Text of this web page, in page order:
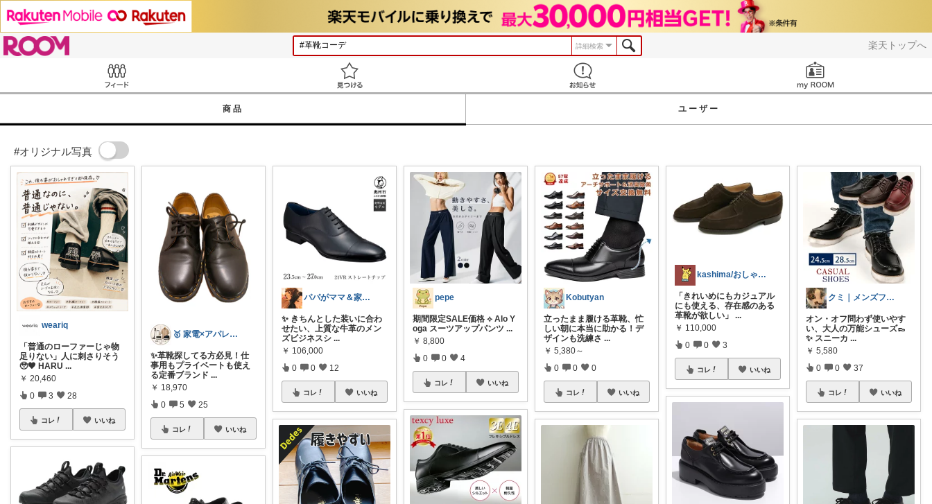
楽天トップへ
詳細検索
商品 ユーザー
#オリジナル写真
weariq
「普通のローファーじゃ物
足りない」人に刺さりそう
🥹🖤 HARU ...
￥ 20,460
0 3 28
コレ いいね
🥇 家電×アパレル ryo
✨革靴探してる方必見！仕
事用もプライベートも使え
る定番ブランド ...
￥ 18,970
0 5 25
コレ いいね
パパがママ＆家族の笑顔の為に選ぶ品😆
✨ きちんとした装いに合わ
せたい、上質な牛革のメン
ズビジネスシ ...
￥ 106,000
0 0 12
コレ いいね
pepe
期間限定SALE価格 ⟡ Alo Y
oga スーツアップパンツ ...
￥ 8,800
0 0 4
コレ いいね
Kobutyan
立ったまま履ける革靴、忙
しい朝に本当に助かる！デ
ザインも洗練さ ...
￥ 5,380～
0 0 0
コレ いいね
kashima/おしゃれ清潔感指南役
「きれいめにもカジュアル
にも使える、存在感のある
革靴が欲しい」
...
￥ 110,000
0 0 3
コレ いいね
クミ｜メンズファッションROOM
オン・オフ問わず使いやす
い、大人の万能シューズ👞
✨ スニーカ ...
￥ 5,580
0 0 37
コレ いいね